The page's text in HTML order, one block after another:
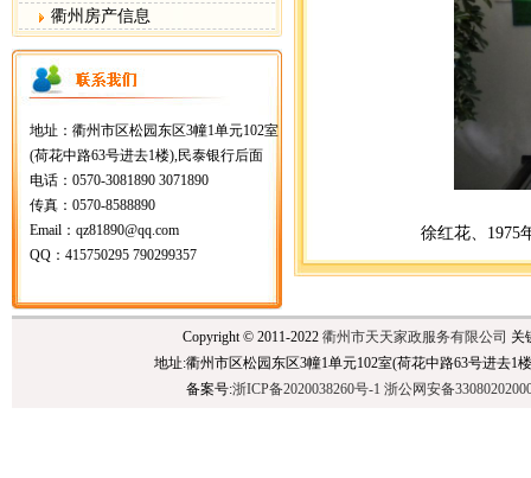
衢州房产信息
地址：衢州市区松园东区3幢1单元102室
(荷花中路63号进去1楼),民泰银行后面
电话：0570-3081890 3071890
传真：0570-8588890
Email：qz81890@qq.com
QQ：415750295 790299357
徐红花、1975
Copyright © 2011-2022 衢州市天天家政服务有限公司 关
地址:衢州市区松园东区3幢1单元102室(荷花中路63号进去1
备案号:浙ICP备2020038260号-1 浙公网安备